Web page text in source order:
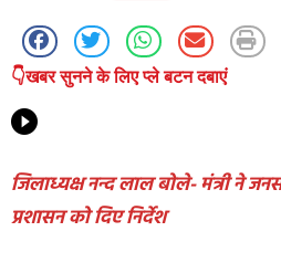
👇खबर सुनने के लिए प्ले बटन दबाएं
जिलाध्यक्ष नन्द लाल बोले- मंत्री ने
प्रशासन को दिए निर्देश